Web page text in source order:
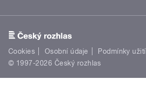
Cookies Osobní údaje Podmínky užití
© 1997-2026 Český rozhlas